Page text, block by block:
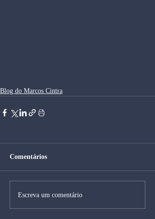
Blog do Marcos Cintra
Comentários
Escreva um comentário